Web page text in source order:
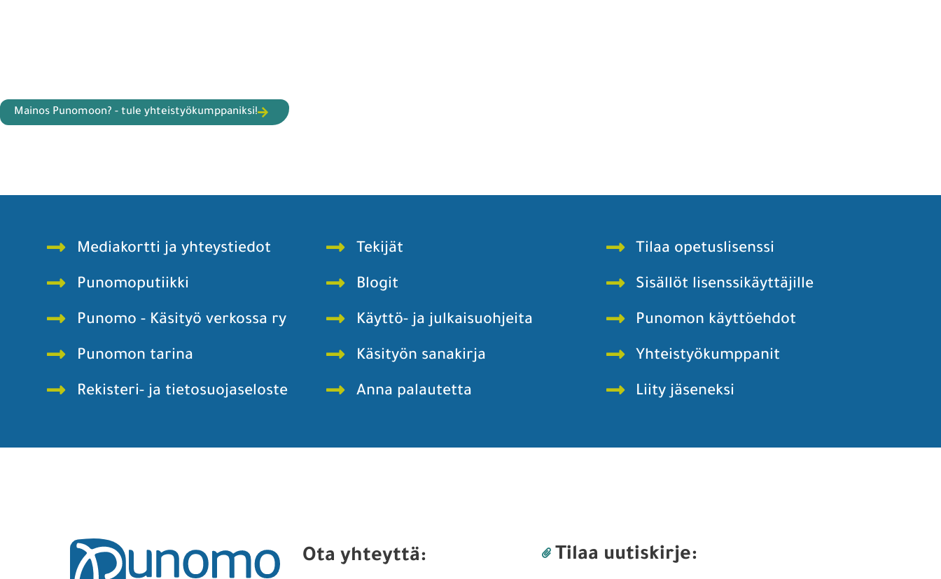
Mainos Punomoon? - tule yhteistyökumppaniksi!
Mediakortti ja yhteystiedot
Punomoputiikki
Punomo - Käsityö verkossa ry
Punomon tarina
Rekisteri- ja tietosuojaseloste
Tekijät
Blogit
Käyttö- ja julkaisuohjeita
Käsityön sanakirja
Anna palautetta
Tilaa opetuslisenssi
Sisällöt lisenssikäyttäjille
Punomon käyttöehdot
Yhteistyökumppanit
Liity jäseneksi
Ota yhteyttä: Tilaa uutiskirje: